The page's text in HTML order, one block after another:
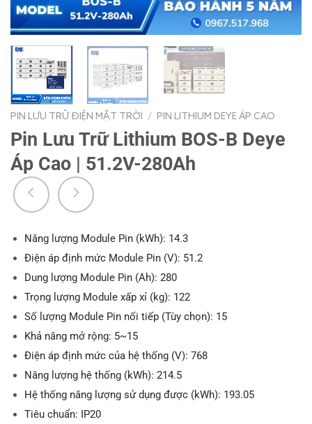
PIN LƯU TRỮ ĐIỆN MẶT TRỜI / PIN LITHIUM DEYE ÁP CAO
Pin Lưu Trữ Lithium BOS-B Deye
Áp Cao | 51.2V-280Ah
Năng lượng Module Pin (kWh): 14.3
Điện áp định mức Module Pin (V): 51.2
Dung lượng Module Pin (Ah): 280
Trọng lượng Module xấp xỉ (kg): 122
Số lượng Module Pin nối tiếp (Tùy chọn): 15
Khả năng mở rộng: 5~15
Điện áp định mức của hệ thống (V): 768
Năng lượng hệ thống (kWh): 214.5
Hệ thống năng lượng sử dụng được (kWh): 193.05
Tiêu chuẩn: IP20